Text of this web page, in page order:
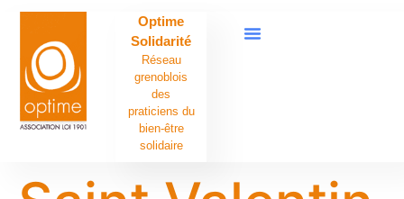
Optime
Solidarité
Réseau
grenoblois
des
praticiens du
bien-être
solidaire